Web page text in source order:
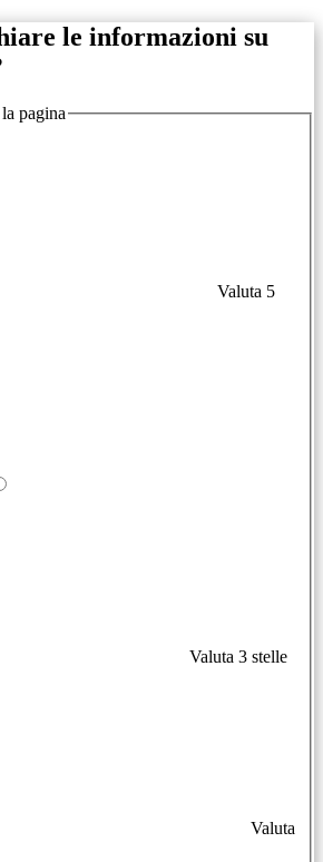
le informazioni su
pagina
Valuta 5
Valuta 3 stelle
Valuta